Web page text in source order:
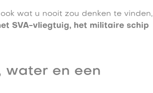
wat u nooit zou denken te vinden,
SVA-vliegtuig, het militaire schip
water en een